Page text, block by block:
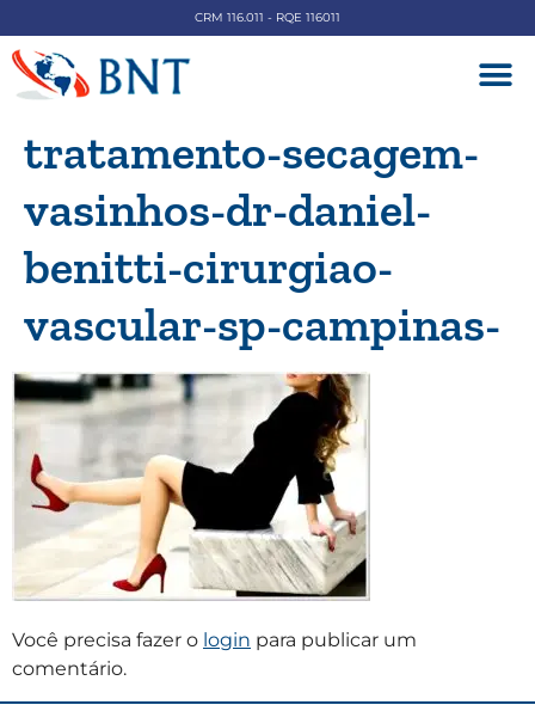
CRM 116.011 - RQE 116011
tratamento-secagem-
vasinhos-dr-daniel-
benitti-cirurgiao-
vascular-sp-campinas-
Você precisa fazer o login para publicar um
comentário.